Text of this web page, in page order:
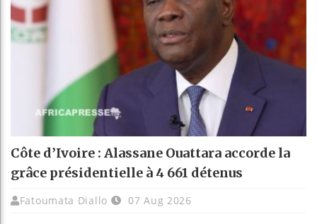
Côte d’Ivoire : Alassane Ouattara accorde la
grâce présidentielle à 4 661 détenus
Fatoumata Diallo 07 Aug 2026